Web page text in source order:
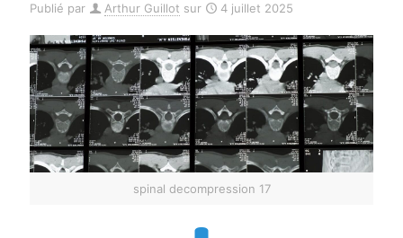
Publié par Arthur Guillot sur 4 juillet 2025
spinal decompression 17